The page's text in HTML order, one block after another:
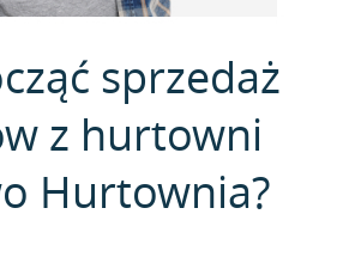
sprzedaż
z hurtowni
Hurtownia?